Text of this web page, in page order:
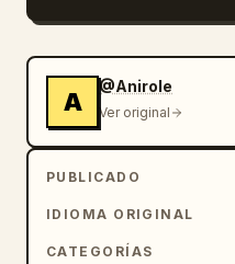
A
@Anirole
Ver original
PUBLICADO
IDIOMA ORIGINAL
CATEGORÍAS